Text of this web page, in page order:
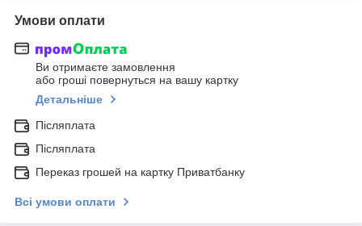
Умови оплати
Ви отримаєте замовлення
або гроші повернуться на вашу картку
Детальніше
Післяплата
Післяплата
Переказ грошей на картку Приватбанку
Всі умови оплати